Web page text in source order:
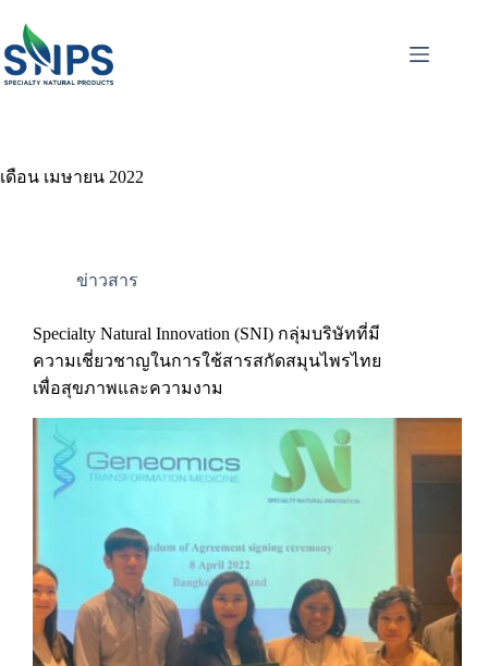
เดือน เมษายน 2022
ข่าวสาร
Specialty Natural Innovation (SNI) กลุ่มบริษัทที่มี
ความเชี่ยวชาญในการใช้สารสกัดสมุนไพรไทย
เพื่อสุขภาพและความงาม